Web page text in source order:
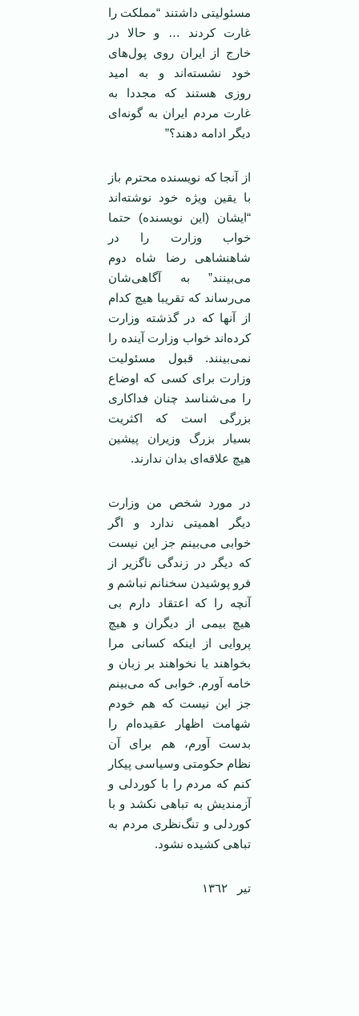
مسئولیتی داشتند “مملکت را
غارت کردند … و حالا در
خارج از ایران روی پول‌های
خود نشسته‌اند و به امید
روزی هستند که مجددا به
غارت مردم ایران به گونه‌ای
دیگر ادامه دهند؟”
از آنجا که نویسنده محترم باز
با یقین ویژه خود نوشته‌اند
“ایشان (این نویسنده) حتما
خواب وزارت را در
شاهنشاهی رضا شاه دوم
می‌بینند” به آگاهی‌شان
می‌رساند که تقریبا هیچ کدام
از آنها که در گذشته وزارت
کرده‌اند خواب وزارت آینده را
نمی‌بینند. قبول مسئولیت
وزارت برای کسی که اوضاع
را می‌شناسد چنان فداکاری
بزرگی است که اکثریت
بسیار بزرگ وزیران پیشین
هیچ علاقه‌ای بدان ندارند.
در مورد شخص من وزارت
دیگر اهمیتی ندارد و اگر
خوابی می‌بینم جز این نیست
که دیگر در زندگی ناگزیر از
فرو پوشیدن سخنانم نباشم و
آنچه را که اعتقاد دارم بی
هیچ بیمی از دیگران و هیچ
پروایی از اینکه کسانی مرا
بخواهند یا نخواهند بر زبان و
خامه آورم. خوابی که می‌بینم
جز این نیست که هم خودم
شهامت اظهار عقیده‌ام را
بدست آورم، هم برای آن
نظام حکومتی وسیاسی پیکار
کنم که مردم را با کوردلی و
آزمنديش به تباهی نکشد و با
کوردلی و تنگ‌نظری مردم به
تباهی کشیده نشود.
تیر ١٣٦٢